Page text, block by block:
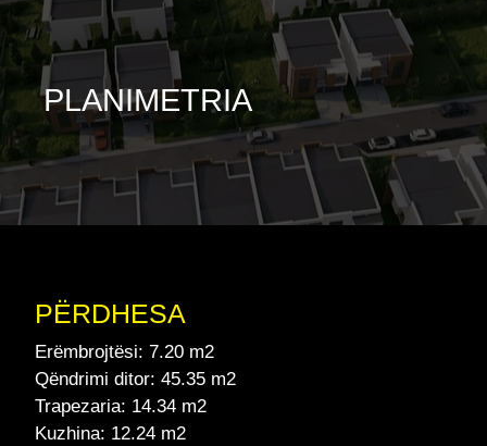
PLANIMETRIA
PËRDHESA
Erëmbrojtësi: 7.20 m2
Qëndrimi ditor: 45.35 m2
Trapezaria: 14.34 m2
Kuzhina: 12.24 m2